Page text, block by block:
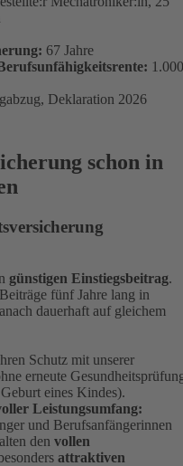
67 Jahre
1.000
Deklaration 2026
schon in
günstigen Einstiegsbeitrag.
fünf Jahre lang in
dauerhaft auf gleichem
Schutz mit unserer
erneute
eines Kindes).
Leistungsumfang:
und Berufsanfängerinnen
den vollen
attraktiven